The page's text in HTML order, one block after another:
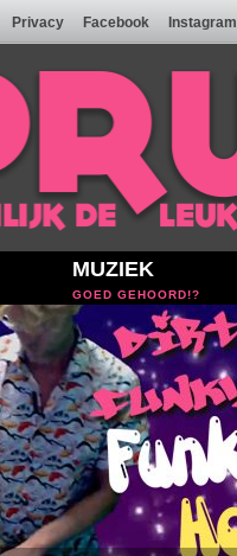
Privacy Facebook Instagram
MUZIEK
GOED GEHOORD!?